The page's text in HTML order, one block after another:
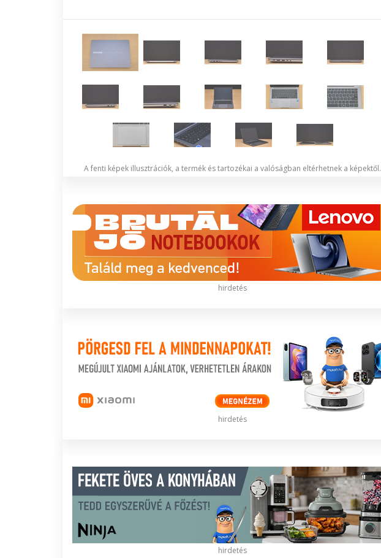
A fenti képek illusztrációk, a termék és tartozékai a valóságban eltérhetnek a képektől.
hirdetés
hirdetés
hirdetés